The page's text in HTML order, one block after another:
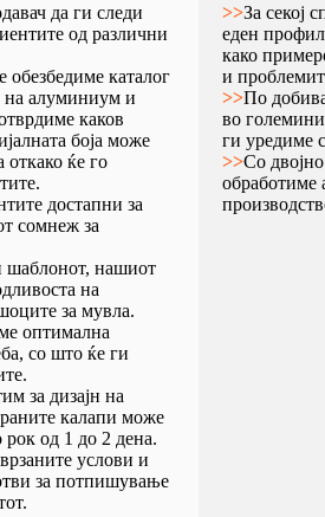
да ги следи
од различни
обезбедиме каталог
на алуминиум и
каков
боја може
откако ќе го
достапни за
сомнеж за
шаблонот, нашиот
на
за мувла.
оптимална
со што ќе ги
за дизајн на
калапи може
рок од 1 до 2 дена.
услови и
за потпишување
>>За секој
еден
како
и
>>По
во
ги уредиме
>>Со
обработиме